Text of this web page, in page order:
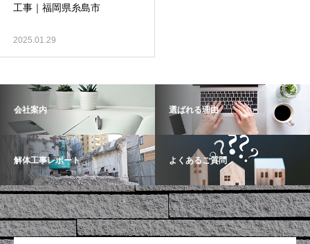
工事｜福岡県糸島市
2025.01.29
会社案内 選ばれる理由
解体工事レポート よくあるご質問